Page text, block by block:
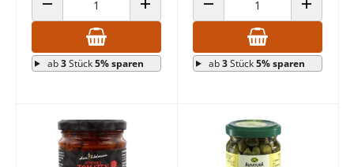
ANZAHL VERRINGERN ANZAHL ERHÖHEN
ab3Stück5% sparen
ANZAHL VERRINGERN ANZAHL
ab3Stück5% sparen